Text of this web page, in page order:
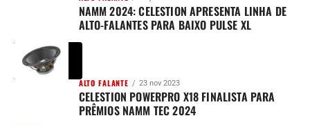
NAMM 2024: CELESTION APRESENTA LINHA DE
ALTO-FALANTES PARA BAIXO PULSE XL
ALTO FALANTE 23 nov 2023
CELESTION POWERPRO X18 FINALISTA PARA
PRÊMIOS NAMM TEC 2024